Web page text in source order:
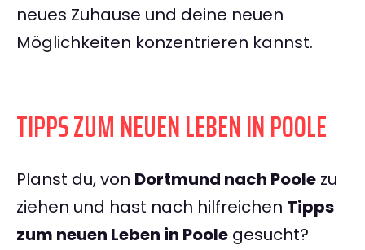
neues Zuhause und deine neuen
Möglichkeiten konzentrieren kannst.
TIPPS ZUM NEUEN LEBEN IN POOLE
Planst du, von Dortmund nach Poole zu
ziehen und hast nach hilfreichen Tipps
zum neuen Leben in Poole gesucht?